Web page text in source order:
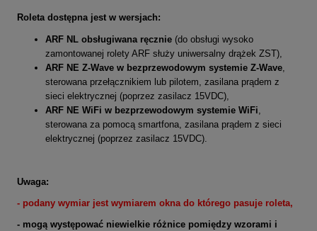
Roleta dostępna jest w wersjach:
ARF NL obsługiwana ręcznie (do obsługi wysoko
zamontowanej rolety ARF służy uniwersalny drążek ZST),
ARF NE Z-Wave w bezprzewodowym systemie Z-Wave,
sterowana przełącznikiem lub pilotem, zasilana prądem z
sieci elektrycznej (poprzez zasilacz 15VDC),
ARF NE WiFi w bezprzewodowym systemie WiFi,
sterowana za pomocą smartfona, zasilana prądem z sieci
elektrycznej (poprzez zasilacz 15VDC).
Uwaga:
- podany wymiar jest wymiarem okna do którego pasuje roleta,
- mogą występować niewielkie różnice pomiędzy wzorami i